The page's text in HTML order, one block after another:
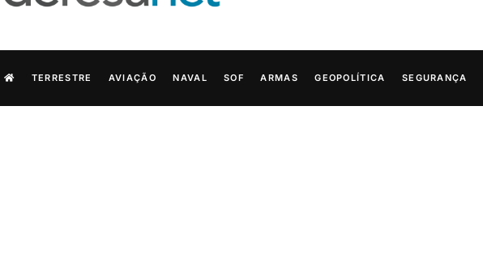
TERRESTRE AVIAÇÃO NAVAL SOF ARMAS GEOPOLÍTICA SEGURANÇA